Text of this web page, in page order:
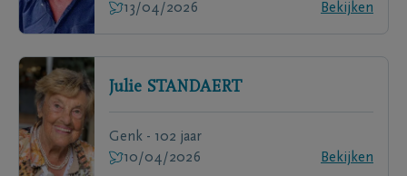
13/04/2026
Bekijken
Julie STANDAERT
Genk - 102 jaar
10/04/2026
Bekijken